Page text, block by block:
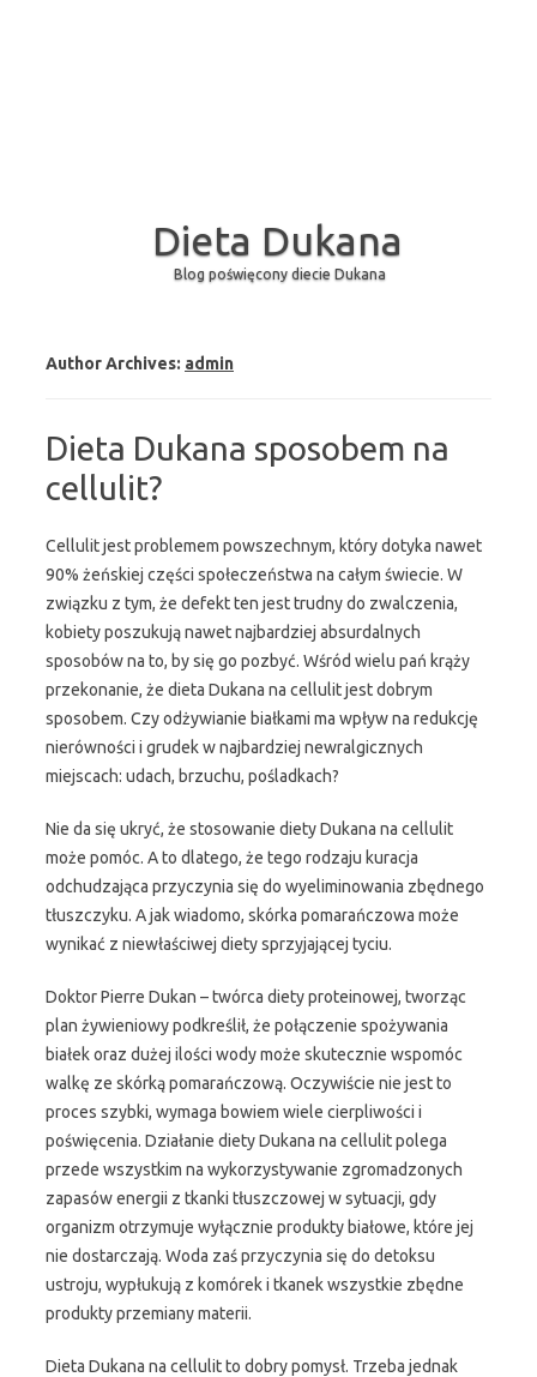
Dieta Dukana
Blog poświęcony diecie Dukana
Author Archives: admin
Dieta Dukana sposobem na
cellulit?
Cellulit jest problemem powszechnym, który dotyka nawet
90% żeńskiej części społeczeństwa na całym świecie. W
związku z tym, że defekt ten jest trudny do zwalczenia,
kobiety poszukują nawet najbardziej absurdalnych
sposobów na to, by się go pozbyć. Wśród wielu pań krąży
przekonanie, że dieta Dukana na cellulit jest dobrym
sposobem. Czy odżywianie białkami ma wpływ na redukcję
nierówności i grudek w najbardziej newralgicznych
miejscach: udach, brzuchu, pośladkach?
Nie da się ukryć, że stosowanie diety Dukana na cellulit
może pomóc. A to dlatego, że tego rodzaju kuracja
odchudzająca przyczynia się do wyeliminowania zbędnego
tłuszczyku. A jak wiadomo, skórka pomarańczowa może
wynikać z niewłaściwej diety sprzyjającej tyciu.
Doktor Pierre Dukan – twórca diety proteinowej, tworząc
plan żywieniowy podkreślił, że połączenie spożywania
białek oraz dużej ilości wody może skutecznie wspomóc
walkę ze skórką pomarańczową. Oczywiście nie jest to
proces szybki, wymaga bowiem wiele cierpliwości i
poświęcenia. Działanie diety Dukana na cellulit polega
przede wszystkim na wykorzystywanie zgromadzonych
zapasów energii z tkanki tłuszczowej w sytuacji, gdy
organizm otrzymuje wyłącznie produkty białowe, które jej
nie dostarczają. Woda zaś przyczynia się do detoksu
ustroju, wypłukują z komórek i tkanek wszystkie zbędne
produkty przemiany materii.
Dieta Dukana na cellulit to dobry pomysł. Trzeba jednak